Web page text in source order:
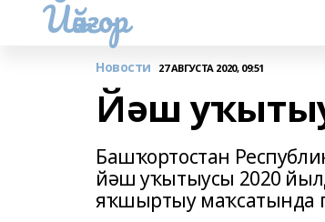
Йәйғор
Новости 27 АВГУСТА 2020, 09:51
Йәш
Башҡортостан
йәш уҡытыусы 2020
яҡшыртыу маҡсатында